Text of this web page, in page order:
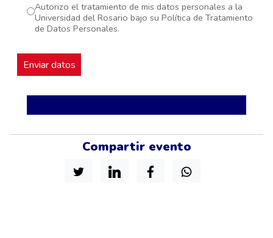
Autorizo el tratamiento de mis datos personales a la
Universidad del Rosario bajo su Política de Tratamiento
de Datos Personales.
Compartir evento